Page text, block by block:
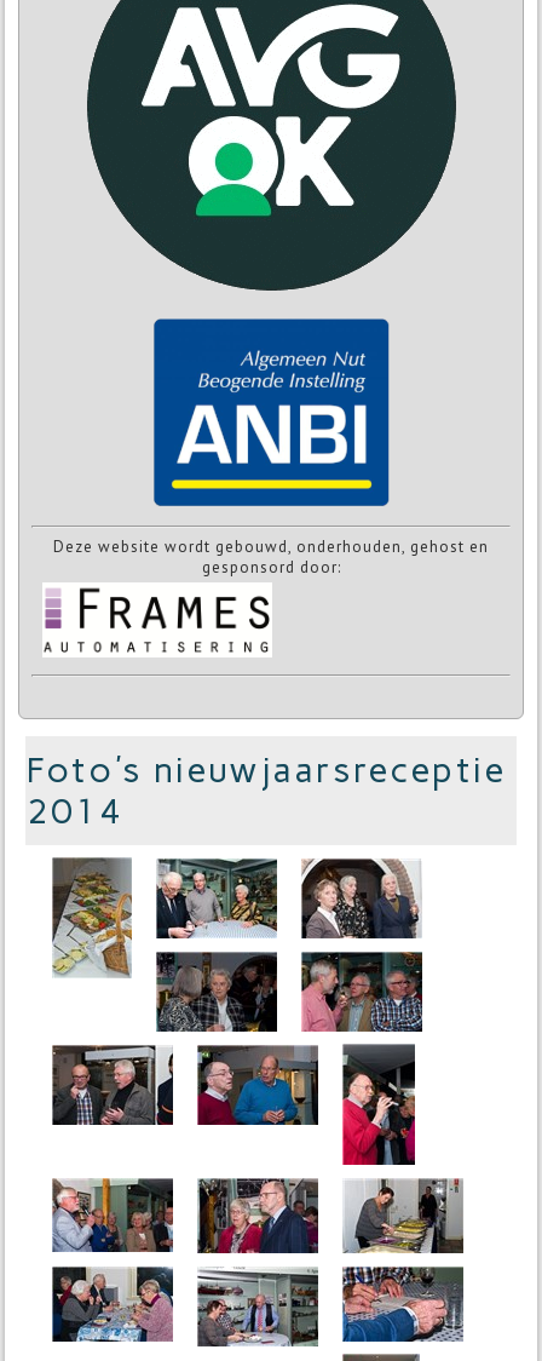
Deze website wordt gebouwd, onderhouden, gehost en
gesponsord door:
Foto's nieuwjaarsreceptie
2014